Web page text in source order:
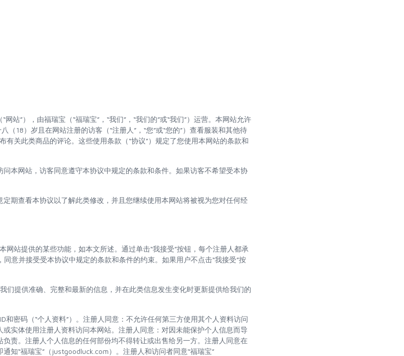
站”），由福瑞宝（“福瑞宝”，“我们”，“我们的”或“我们”）运营。本网站允许
（18）岁且在网站注册的访客（“注册人”，“您”或“您的”）查看服装和其他待
有关此类商品的评论。这些使用条款（“协议”）规定了您使用本网站的条款和
本网站，访客同意遵守本协议中规定的条款和条件。如果访客不希望受本协
期查看本协议以了解此类修改，并且您继续使用本网站将被视为您对任何经
网站提供的某些功能，如本文所述。通过单击“我接受”按钮，每个注册人都承
意并接受受本协议中规定的条款和条件的约束。如果用户不点击“我接受”按
们提供准确、完整和最新的信息，并在此类信息发生变化时更新提供给我们的
和密码（“个人资料”）。注册人同意：不允许任何第三方使用其个人资料访问
实体使用注册人资料访问本网站。注册人同意：对因未能保护个人信息而导
责。注册人个人信息的任何部份均不得转让或出售给另一方。注册人同意在
知“福瑞宝”（justgoodluck.com）。注册人和访问者同意“福瑞宝”